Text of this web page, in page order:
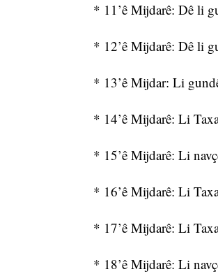
* 11’ê Mijdarê: Dê li
* 12’ê Mijdarê: Dê li
* 13’ê Mijdar: Li
* 14’ê Mijdarê: Li
* 15’ê Mijdarê: Li
* 16’ê Mijdarê: Li
* 17’ê Mijdarê: Li
* 18’ê Mijdarê: Li